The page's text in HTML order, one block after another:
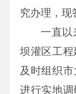
究办理，现
一直以
坝灌区工程
及时组织
进行实地